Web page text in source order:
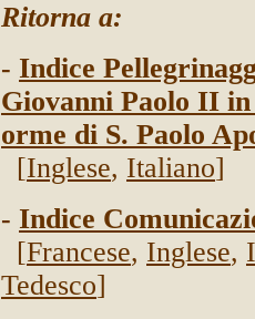
Ritorna a:
- Indice
Giovanni Paolo II
orme di S. Paolo
[Inglese, Italiano]
- Indice
[Francese, Inglese,
Tedesco]